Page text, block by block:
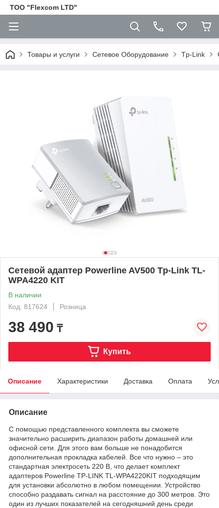
ТОО "Flexcom LTD"
Товары и услуги Сетевое Оборудование Tp-Link
Сетевой адаптер Powerline AV500 Tp-Link TL-
WPA4220 KIT
В наличии
Код: 817624
Розница
38 490 ₸
Купить
Описание Характеристики Доставка Оплата
Описание
С помощью представленного комплекта вы сможете
значительно расширить диапазон работы домашней или
офисной сети. Для этого вам больше не понадобится
дополнительная прокладка кабелей. Все что нужно – это
стандартная электросеть 220 В, что делает комплект
адаптеров Powerline TP-LINK TL-WPA4220KIT подходящим
для установки абсолютно в любом помещении. Устройство
способно раздавать сигнал на расстояние до 300 метров. Это
один из лучших показателей на сегодняшний день среди